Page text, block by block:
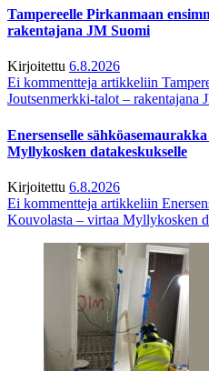
Tampereelle Pirkanmaan
rakentajana JM Suomi
Kirjoitettu 6.8.2026
Ei kommentteja artikkeliin
Joutsenmerkki-talot – rakentajana
Enersenselle
Myllykosken datakeskukselle
Kirjoitettu 6.8.2026
Ei kommentteja artikkeliin
Kouvolasta – virtaa Myllykosken